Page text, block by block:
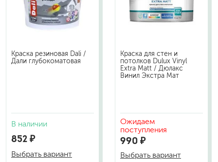
Краска резиновая Dali /
Дали глубокоматовая
В наличии
852 ₽
Выбрать вариант
Краска для стен и
потолков Dulux Vinyl
Extra Matt / Дюлакс
Винил Экстра Мат
Ожидаем
поступления
990 ₽
Выбрать вариант